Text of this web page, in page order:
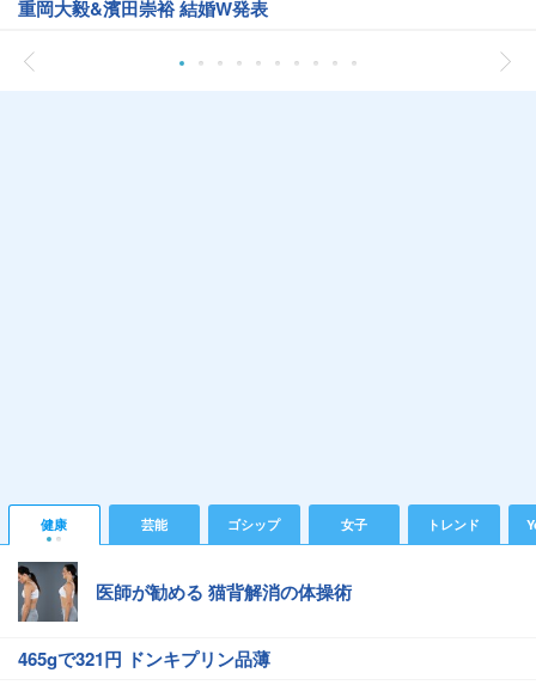
重岡大毅&濱田崇裕 結婚W発表
健康 芸能 ゴシップ 女子 トレンド
医師が勧める 猫背解消の体操術
465gで321円 ドンキプリン品薄